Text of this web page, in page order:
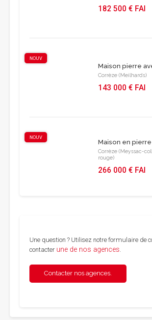
182 500 € FAI
NOUV
Maison pierre
Corrèze (Meilhards)
143 000 € FAI
NOUV
Maison en
Corrèze (Meyssac-
rouge)
266 000 € FAI
Une question ? Utilisez notre formulaire de
contacter une de nos agences
Contacter nos agences.